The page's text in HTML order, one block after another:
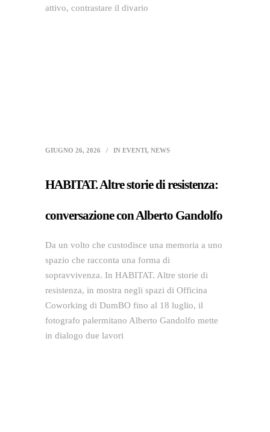
attivo, contrastare il divario
GIUGNO 26, 2026 IN EVENTI, NEWS
HABITAT. Altre storie di resistenza:
conversazione con Alberto Gandolfo
Da un volto che custodisce una memoria a uno
spazio che racconta una forma di
sopravvivenza. In HABITAT. Altre storie di
resistenza, in mostra negli spazi di Officina
Coworking di DumBO fino al 18 luglio, il
fotografo palermitano Alberto Gandolfo mette
in dialogo due lavori